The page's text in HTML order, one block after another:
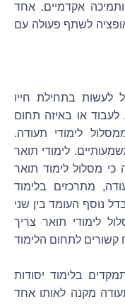
ותמיכה אקדמיים. אחד
לשתף פעולה עם
לעשות בתחילת חייו
לעבוד או באיזה תחום
לימודי תעודה.
. לימודי תואר
כי מסלול לימוד תואר
מתרכזים בלימוד
נוסף העומד בין שני
לימודי תואר צריך
לתחום הלימוד
בלימוד יסודות
מקנה לאותו אחד